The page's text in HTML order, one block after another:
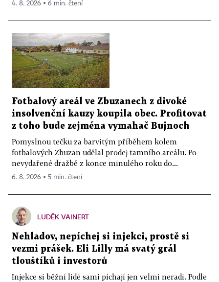
4. 8. 2026 ▪ 6 min. čtení
Fotbalový areál ve Zbuzanech z divoké
insolvenční kauzy koupila obec. Profitovat
z toho bude zejména vymahač Bujnoch
Pomyslnou tečku za barvitým příběhem kolem
fotbalových Zbuzan udělal prodej tamního areálu. Po
nevydařené dražbě z konce minulého roku do...
6. 8. 2026 ▪ 5 min. čtení
LUDĚK VAINERT
Nehladov, nepíchej si injekci, prostě si
vezmi prášek. Eli Lilly má svatý grál
tlouštíků i investorů
Injekce si běžní lidé sami píchají jen velmi neradi. Podle